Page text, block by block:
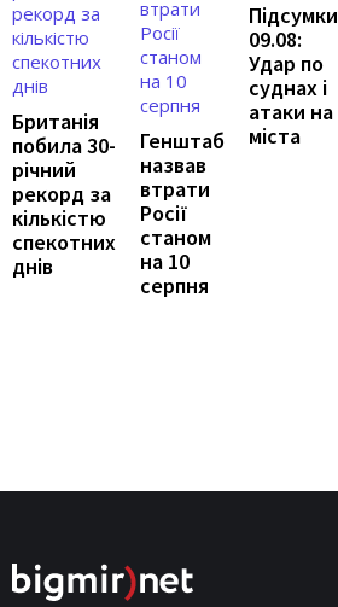
Британія
побила 30-
річний
рекорд за
кількістю
спекотних
днів
Генштаб
назвав
втрати
Росії
станом
на 10
серпня
Підсумки
09.08:
Удар по
суднах і
атаки на
міста